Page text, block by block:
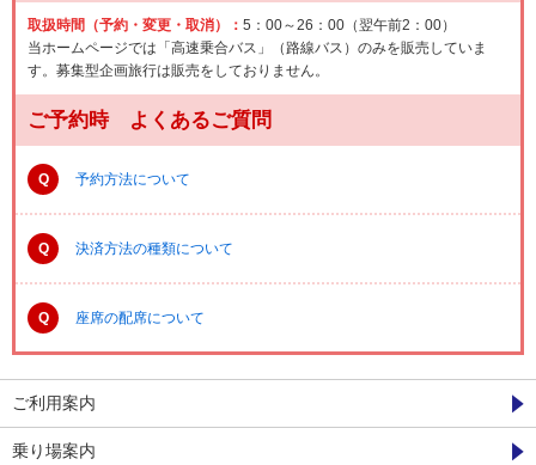
取扱時間（予約・変更・取消）： 5：00～26：00（翌午前2：00）
当ホームページでは「高速乗合バス」（路線バス）のみを販売していま
す。募集型企画旅行は販売をしておりません。
ご予約時 よくあるご質問
Q 予約方法について
Q 決済方法の種類について
Q 座席の配席について
ご利用案内
乗り場案内